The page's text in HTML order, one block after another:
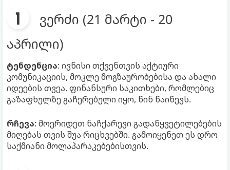
ვერძი (21 მარტი - 20
აპრილი)
ტენდენცია: ივნისი თქვენთვის აქტიური
კომუნიკაციის, მოკლე მოგზაურობებისა და ახალი
იდეების თვეა. ფინანსური საკითხები, რომლებიც
გაზაფხულზე გაჩერებული იყო, წინ წაიწევს.
რჩევა: მოერიდეთ ნაჩქარევი გადაწყვეტილებების
მიღებას თვის შუა რიცხვებში. გამოიყენეთ ეს დრო
საქმიანი მოლაპარაკებებისთვის.